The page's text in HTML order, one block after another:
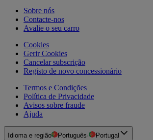
Sobre nós
Contacte-nos
Avalie o seu carro
Cookies
Gerir Cookies
Cancelar subscrição
Registo de novo concessionário
Termos e Condições
Política de Privacidade
Avisos sobre fraude
Ajuda
Idioma e região Português· Portugal